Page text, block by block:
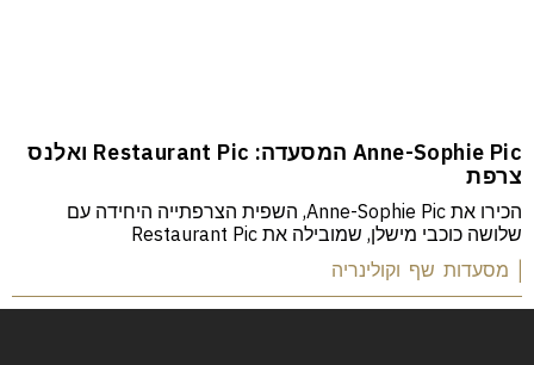
Anne-Sophie Pic המסעדה: Restaurant Pic ואלנס
צרפת
הכירו את Anne-Sophie Pic, השפית הצרפתייה היחידה עם
שלושה כוכבי מישלן, שמובילה את Restaurant Pic
| מסעדות שף וקולינריה